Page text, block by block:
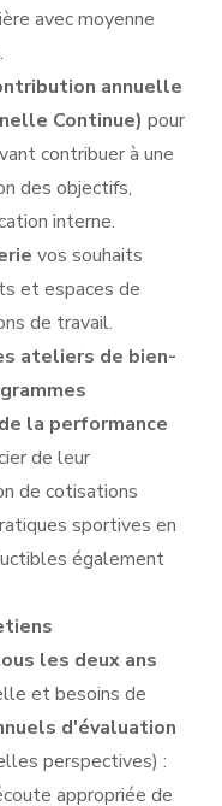
avec moyenne
annuelle
Continue) pour
contribuer à une
des objectifs,
interne.
vos souhaits
et espaces de
de travail.
ateliers de bien-
la performance
de leur
de cotisations
sportives en
également
les deux ans
et besoins de
d'évaluation
perspectives) :
appropriée de